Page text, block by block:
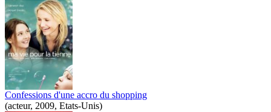
Confessions d'une accro du shopping
(acteur, 2009, Etats-Unis)